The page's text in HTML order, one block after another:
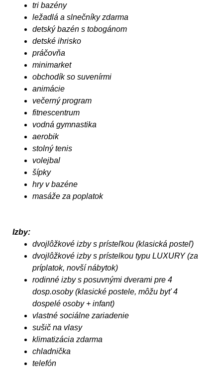
tri bazény
ležadlá a slnečníky zdarma
detský bazén s tobogánom
detské ihrisko
práčovňa
minimarket
obchodík so suvenírmi
animácie
večerný program
fitnescentrum
vodná gymnastika
aerobik
stolný tenis
volejbal
šípky
hry v bazéne
masáže za poplatok
Izby:
dvojlôžkové izby s prísteľkou (klasická posteľ)
dvojlôžkové izby s prístelkou typu LUXURY (za
príplatok, novší nábytok)
rodinné izby s posuvnými dverami pre 4
dosp.osoby (klasické postele, môžu byť 4
dospelé osoby + infant)
vlastné sociálne zariadenie
sušič na vlasy
klimatizácia zdarma
chladnička
telefón